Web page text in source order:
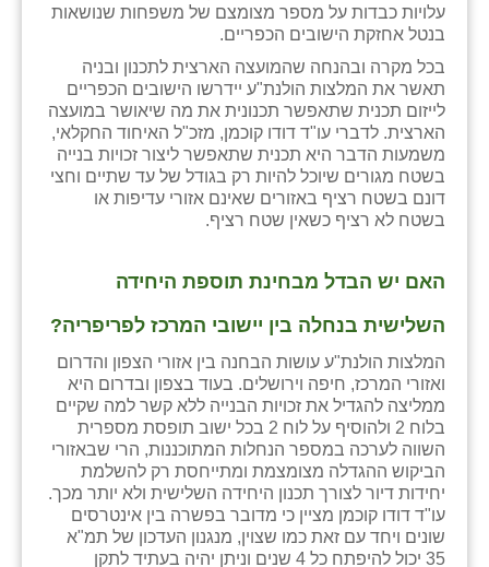
עלויות כבדות על מספר מצומצם של משפחות שנושאות
בנטל אחזקת הישובים הכפריים.
בכל מקרה ובהנחה שהמועצה הארצית לתכנון ובניה
תאשר את המלצות הולנת"ע יידרשו הישובים הכפריים
לייזום תכנית שתאפשר תכנונית את מה שיאושר במועצה
הארצית. לדברי עו"ד דודו קוכמן, מזכ"ל האיחוד החקלאי,
משמעות הדבר היא תכנית שתאפשר ליצור זכויות בנייה
בשטח מגורים שיוכל להיות רק בגודל של עד שתיים וחצי
דונם בשטח רציף באזורים שאינם אזורי עדיפות או
בשטח לא רציף כשאין שטח רציף.
האם יש הבדל מבחינת תוספת היחידה
השלישית בנחלה בין יישובי המרכז לפריפריה?
המלצות הולנת"ע עושות הבחנה בין אזורי הצפון והדרום
ואזורי המרכז, חיפה וירושלים. בעוד בצפון ובדרום היא
ממליצה להגדיל את זכויות הבנייה ללא קשר למה שקיים
בלוח 2 ולהוסיף על לוח 2 בכל ישוב תופסת מספרית
השווה לערכה במספר הנחלות המתוכננות, הרי שבאזורי
הביקוש ההגדלה מצומצמת ומתייחסת רק להשלמת
יחידות דיור לצורך תכנון היחידה השלישית ולא יותר מכך.
עו"ד דודו קוכמן מציין כי מדובר בפשרה בין אינטרסים
שונים ויחד עם זאת כמו שצוין, מנגנון העדכון של תמ"א
35 יכול להיפתח כל 4 שנים וניתן יהיה בעתיד לתקן
כפר אביב
כפר ביאליק
כפר הרי״ף
כפר מישר
כפר מע״ש
כפר סבא (אגרא)
כפר שמריהו
מגשימים
מישר
מכורה
מנחמיה
נאות הכיכר